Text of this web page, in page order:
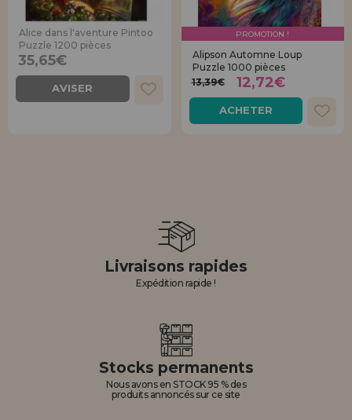
Alice dans l'aventure Pintoo
Puzzle 1200 pièces
35,65€
AVISER
PROMOTION !
Alipson Automne Loup
Puzzle 1000 pièces
13,39€
12,72€
ACHETER
Livraisons rapides
Expédition rapide !
Stocks permanents
Nous avons en STOCK 95 % des
produits annoncés sur ce site